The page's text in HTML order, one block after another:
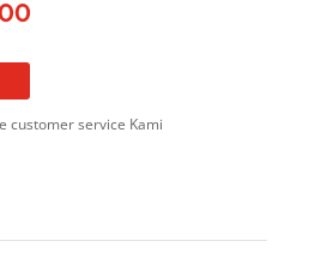
customer service Kami